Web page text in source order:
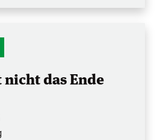
nicht das Ende